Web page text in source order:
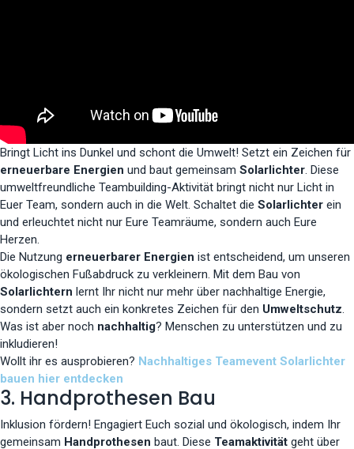
Bringt Licht ins Dunkel und schont die Umwelt! Setzt ein Zeichen für
erneuerbare Energien und baut gemeinsam Solarlichter. Diese
umweltfreundliche Teambuilding-Aktivität bringt nicht nur Licht in
Euer Team, sondern auch in die Welt. Schaltet die Solarlichter ein
und erleuchtet nicht nur Eure Teamräume, sondern auch Eure
Herzen.
Die Nutzung erneuerbarer Energien ist entscheidend, um unseren
ökologischen Fußabdruck zu verkleinern. Mit dem Bau von
Solarlichtern lernt Ihr nicht nur mehr über nachhaltige Energie,
sondern setzt auch ein konkretes Zeichen für den Umweltschutz.
Was ist aber noch nachhaltig? Menschen zu unterstützen und zu
inkludieren!
Wollt ihr es ausprobieren? Nachhaltiges Teamevent Solarlichter
bauen hier entdecken
3. Handprothesen Bau
Inklusion fördern! Engagiert Euch sozial und ökologisch, indem Ihr
gemeinsam Handprothesen baut. Diese Teamaktivität geht über